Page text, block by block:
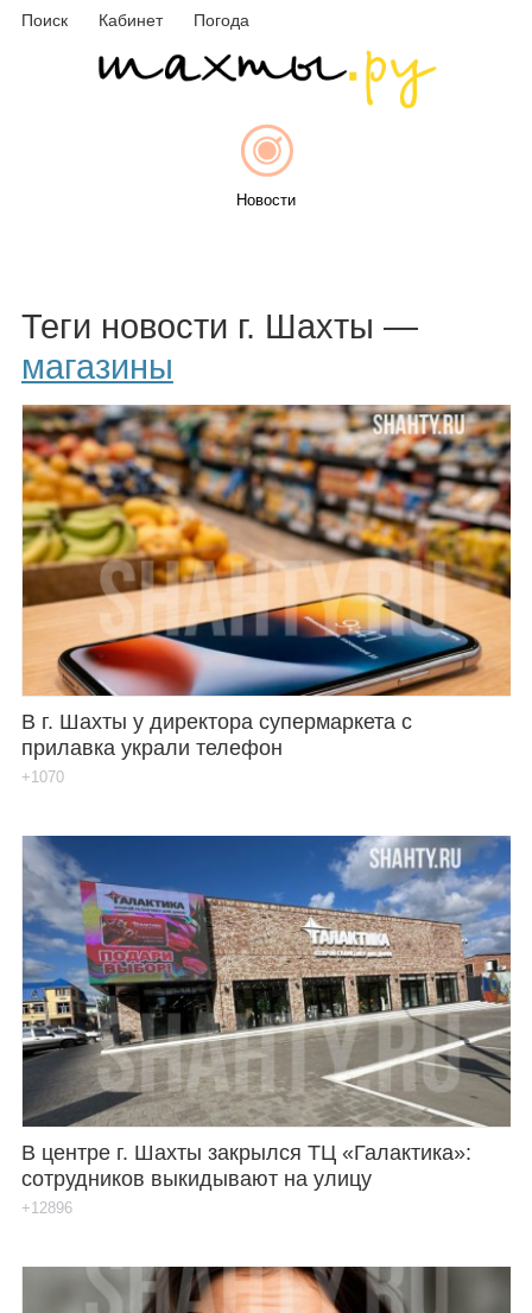
Поиск Кабинет Погода
Новости
Афиша
Объявления
Каталог
Инфо
Фотогалерея
Теги новости г. Шахты —
магазины
В г. Шахты у директора супермаркета с
прилавка украли телефон
+1070
В центре г. Шахты закрылся ТЦ «Галактика»:
сотрудников выкидывают на улицу
+12896